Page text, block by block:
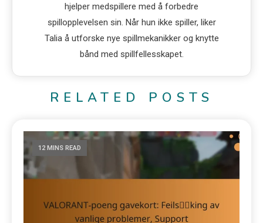
hjelper medspillere med å forbedre
spillopplevelsen sin. Når hun ikke spiller, liker
Talia å utforske nye spillmekanikker og knytte
bånd med spillfellesskapet.
RELATED POSTS
12 MINS READ